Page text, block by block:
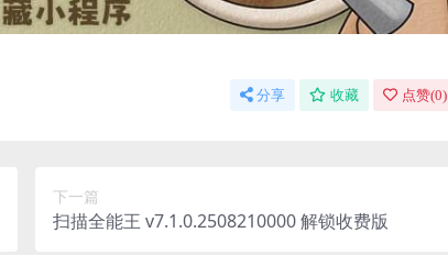
分享 收藏 点赞(0)
下一篇
扫描全能王 v7.1.0.2508210000 解锁收费版